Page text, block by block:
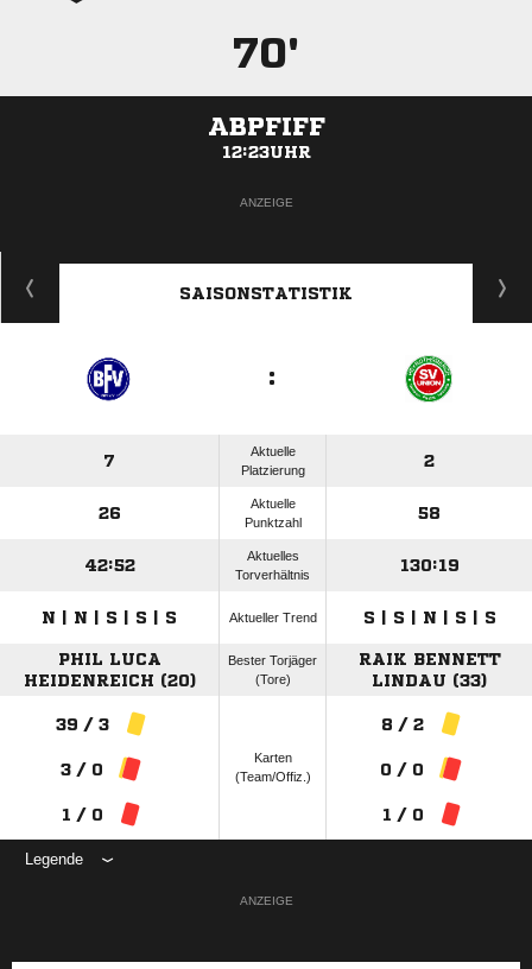
70'
ABPFIFF
12:23UHR
ANZEIGE
SAISONSTATISTIK
:
7
Aktuelle
Platzierung
2
26
Aktuelle
Punktzahl
58
42:52
Aktuelles
Torverhältnis
130:19
N | N | S | S | S Aktueller Trend S | S | N | S | S
PHIL LUCA
HEIDENREICH (20)
Bester Torjäger
(Tore)
RAIK BENNETT
LINDAU (33)
39 / 3
3 / 0
1 / 0
Karten
(Team/Offiz.)
8 / 2
0 / 0
1 / 0
Legende
ANZEIGE